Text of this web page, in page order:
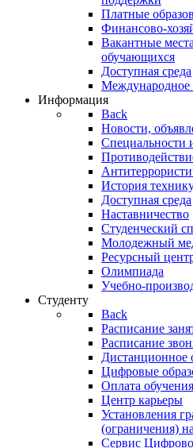
Платные
Финансово-
Вакантные
обучающихся
Доступная среда
Международное
Информация
Back
Новости,
Специальности
История
Доступная среда
Наставничество
Студенческий
Молодежный
Ресурсный
Олимпиада
Учебно-
Студенту
Back
Расписание
Расписание
Дистанционное
Цифровые
Оплата
Центр карьеры
Установления
(ограничения)
Сервис